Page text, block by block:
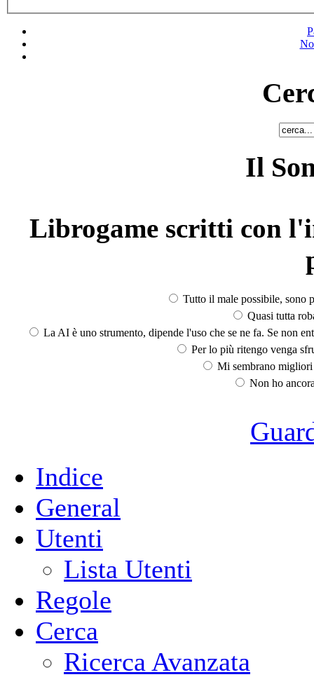
Il
Librogame scritti con
Tutto il male possibile, sono
Quasi tutta
La AI è uno strumento, dipende l'uso che se ne fa. Se non
Per lo più ritengo venga
Mi sembrano
Non ho
Indice
General
Utenti
Lista Utenti
Regole
Cerca
Ricerca Avanzata